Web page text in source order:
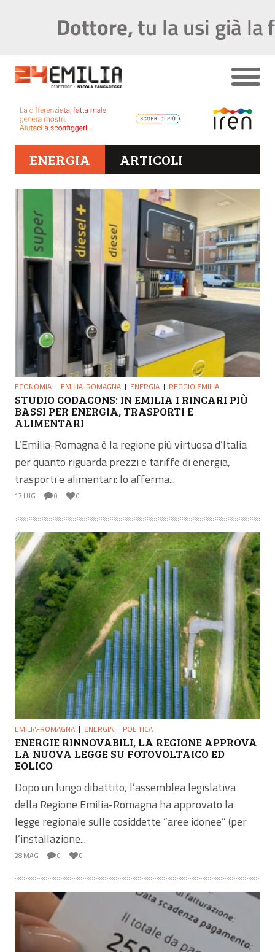
ENERGIA ARTICOLI
ECONOMIA EMILIA-ROMAGNA ENERGIA REGGIO EMILIA
STUDIO CODACONS: IN EMILIA I RINCARI PIÙ
BASSI PER ENERGIA, TRASPORTI E
ALIMENTARI
L’Emilia-Romagna è la regione più virtuosa d’Italia
per quanto riguarda prezzi e tariffe di energia,
trasporti e alimentari: lo afferma...
17 LUG 0 0
EMILIA-ROMAGNA ENERGIA POLITICA
ENERGIE RINNOVABILI, LA REGIONE APPROVA
LA NUOVA LEGGE SU FOTOVOLTAICO ED
EOLICO
Dopo un lungo dibattito, l’assemblea legislativa
della Regione Emilia-Romagna ha approvato la
legge regionale sulle cosiddette “aree idonee” (per
l’installazione...
28 MAG 0 0